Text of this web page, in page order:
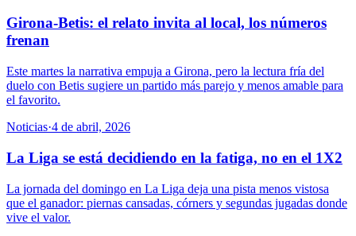
Girona-Betis: el relato invita al local, los números
frenan
Este martes la narrativa empuja a Girona, pero la lectura fría del
duelo con Betis sugiere un partido más parejo y menos amable para
el favorito.
Noticias·4 de abril, 2026
La Liga se está decidiendo en la fatiga, no en el 1X2
La jornada del domingo en La Liga deja una pista menos vistosa
que el ganador: piernas cansadas, córners y segundas jugadas donde
vive el valor.